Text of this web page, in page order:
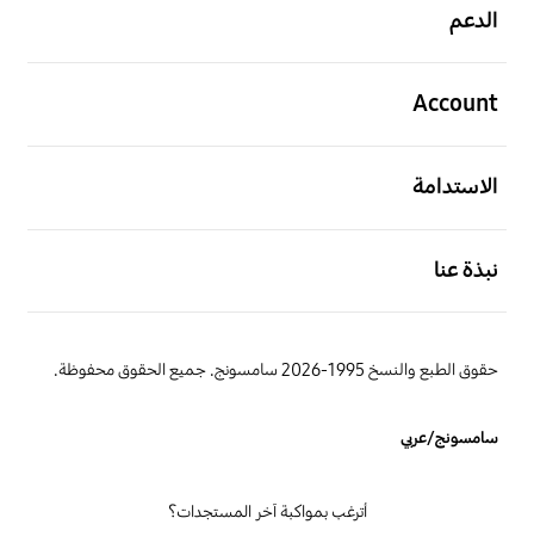
الدعم
Account
الاستدامة
نبذة عنا
حقوق الطبع والنسخ 1995-2026 سامسونج. جميع الحقوق محفوظة.
سامسونج/عربي
أترغب بمواكبة آخر المستجدات؟